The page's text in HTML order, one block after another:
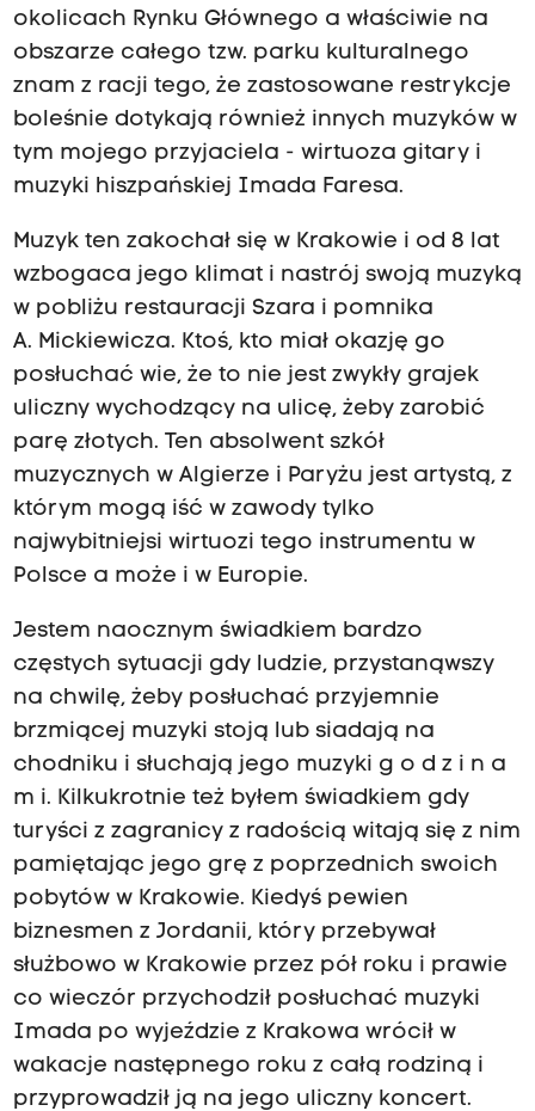
okolicach Rynku Głównego a właściwie na
obszarze całego tzw. parku kulturalnego
znam z racji tego, że zastosowane restrykcje
boleśnie dotykają również innych muzyków w
tym mojego przyjaciela - wirtuoza gitary i
muzyki hiszpańskiej Imada Faresa.
Muzyk ten zakochał się w Krakowie i od 8 lat
wzbogaca jego klimat i nastrój swoją muzyką
w pobliżu restauracji Szara i pomnika
A. Mickiewicza. Ktoś, kto miał okazję go
posłuchać wie, że to nie jest zwykły grajek
uliczny wychodzący na ulicę, żeby zarobić
parę złotych. Ten absolwent szkół
muzycznych w Algierze i Paryżu jest artystą, z
którym mogą iść w zawody tylko
najwybitniejsi wirtuozi tego instrumentu w
Polsce a może i w Europie.
Jestem naocznym świadkiem bardzo
częstych sytuacji gdy ludzie, przystanąwszy
na chwilę, żeby posłuchać przyjemnie
brzmiącej muzyki stoją lub siadają na
chodniku i słuchają jego muzyki g o d z i n a
m i. Kilkukrotnie też byłem świadkiem gdy
turyści z zagranicy z radością witają się z nim
pamiętając jego grę z poprzednich swoich
pobytów w Krakowie. Kiedyś pewien
biznesmen z Jordanii, który przebywał
służbowo w Krakowie przez pół roku i prawie
co wieczór przychodził posłuchać muzyki
Imada po wyjeździe z Krakowa wrócił w
wakacje następnego roku z całą rodziną i
przyprowadził ją na jego uliczny koncert.